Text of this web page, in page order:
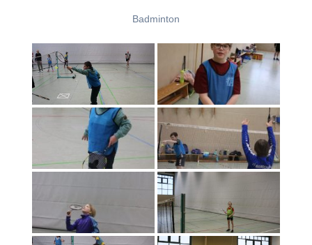
Badminton